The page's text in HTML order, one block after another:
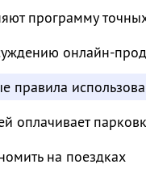
программу
онлайн-
правила
оплачивает
на поездках